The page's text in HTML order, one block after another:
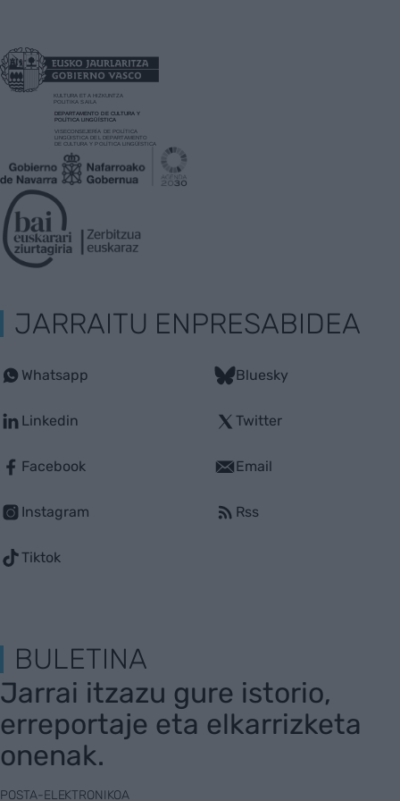
JARRAITU ENPRESABIDEA
Whatsapp
Linkedin
Facebook
Instagram
Tiktok
Bluesky
Twitter
Email
Rss
BULETINA
Jarrai itzazu gure istorio,
erreportaje eta elkarrizketa
onenak.
POSTA-ELEKTRONIKOA